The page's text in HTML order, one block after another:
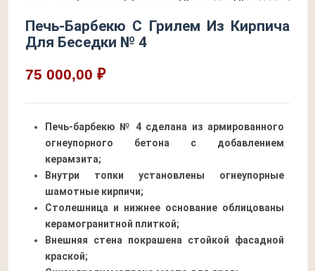
Печь-Барбекю С Грилем Из Кирпича
Для Беседки № 4
75 000,00 ₽
Печь-барбекю № 4 сделана из армированного
огнеупорного бетона с добавлением
керамзита;
Внутри топки установлены огнеупорные
шамотные кирпичи;
Столешница и нижнее основание облицованы
керамогранитной плиткой;
Внешняя стена покрашена стойкой фасадной
краской;